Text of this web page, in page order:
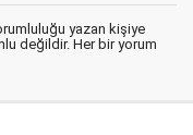
yazan kişiye
değildir. Her bir yorum